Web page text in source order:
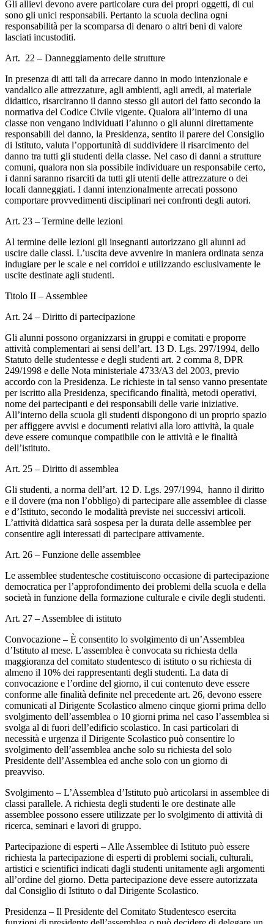
Gli allievi devono avere particolare cura dei propri oggetti, di cui
sono gli unici responsabili. Pertanto la scuola declina ogni
responsabilità per la scomparsa di denaro o altri beni di valore
lasciati incustoditi.
Art. 22 – Danneggiamento delle strutture
In presenza di atti tali da arrecare danno in modo intenzionale e
vandalico alle attrezzature, agli ambienti, agli arredi, al materiale
didattico, risarciranno il danno stesso gli autori del fatto secondo la
normativa del Codice Civile vigente. Qualora all’interno di una
classe non vengano individuati l’alunno o gli alunni direttamente
responsabili del danno, la Presidenza, sentito il parere del Consiglio
di Istituto, valuta l’opportunità di suddividere il risarcimento del
danno tra tutti gli studenti della classe. Nel caso di danni a strutture
comuni, qualora non sia possibile individuare un responsabile certo,
i danni saranno risarciti da tutti gli utenti delle attrezzature o dei
locali danneggiati. I danni intenzionalmente arrecati possono
comportare provvedimenti disciplinari nei confronti degli autori.
Art. 23 – Termine delle lezioni
Al termine delle lezioni gli insegnanti autorizzano gli alunni ad
uscire dalle classi. L’uscita deve avvenire in maniera ordinata senza
indugiare per le scale e nei corridoi e utilizzando esclusivamente le
uscite destinate agli studenti.
Titolo II – Assemblee
Art. 24 – Diritto di partecipazione
Gli alunni possono organizzarsi in gruppi e comitati e proporre
attività complementari ai sensi dell’art. 13 D. Lgs. 297/1994, dello
Statuto delle studentesse e degli studenti art. 2 comma 8, DPR
249/1998 e delle Nota ministeriale 4733/A3 del 2003, previo
accordo con la Presidenza. Le richieste in tal senso vanno presentate
per iscritto alla Presidenza, specificando finalità, metodi operativi,
nome dei partecipanti e dei responsabili delle varie iniziative.
All’interno della scuola gli studenti dispongono di un proprio spazio
per affiggere avvisi e documenti relativi alla loro attività, la quale
deve essere comunque compatibile con le attività e le finalità
dell’istituto.
Art. 25 – Diritto di assemblea
Gli studenti, a norma dell’art. 12 D. Lgs. 297/1994, hanno il diritto
e il dovere (ma non l’obbligo) di partecipare alle assemblee di classe
e d’Istituto, secondo le modalità previste nei successivi articoli.
L’attività didattica sarà sospesa per la durata delle assemblee per
consentire agli interessati di partecipare attivamente.
Art. 26 – Funzione delle assemblee
Le assemblee studentesche costituiscono occasione di partecipazione
democratica per l’approfondimento dei problemi della scuola e della
società in funzione della formazione culturale e civile degli studenti.
Art. 27 – Assemblee di istituto
Convocazione – È consentito lo svolgimento di un’Assemblea
d’Istituto al mese. L’assemblea è convocata su richiesta della
maggioranza del comitato studentesco di istituto o su richiesta di
almeno il 10% dei rappresentanti degli studenti. La data di
convocazione e l’ordine del giorno, il cui contenuto deve essere
conforme alle finalità definite nel precedente art. 26, devono essere
comunicati al Dirigente Scolastico almeno cinque giorni prima dello
svolgimento dell’assemblea o 10 giorni prima nel caso l’assemblea si
svolga al di fuori dell’edificio scolastico. In casi particolari di
necessità e urgenza il Dirigente Scolastico può consentire lo
svolgimento dell’assemblea anche solo su richiesta del solo
Presidente dell’Assemblea ed anche solo con un giorno di
preavviso.
Svolgimento – L’Assemblea d’Istituto può articolarsi in assemblee di
classi parallele. A richiesta degli studenti le ore destinate alle
assemblee possono essere utilizzate per lo svolgimento di attività di
ricerca, seminari e lavori di gruppo.
Partecipazione di esperti – Alle Assemblee di Istituto può essere
richiesta la partecipazione di esperti di problemi sociali, culturali,
artistici e scientifici indicati dagli studenti unitamente agli argomenti
all’ordine del giorno. Detta partecipazione deve essere autorizzata
dal Consiglio di Istituto o dal Dirigente Scolastico.
Presidenza – Il Presidente del Comitato Studentesco esercita